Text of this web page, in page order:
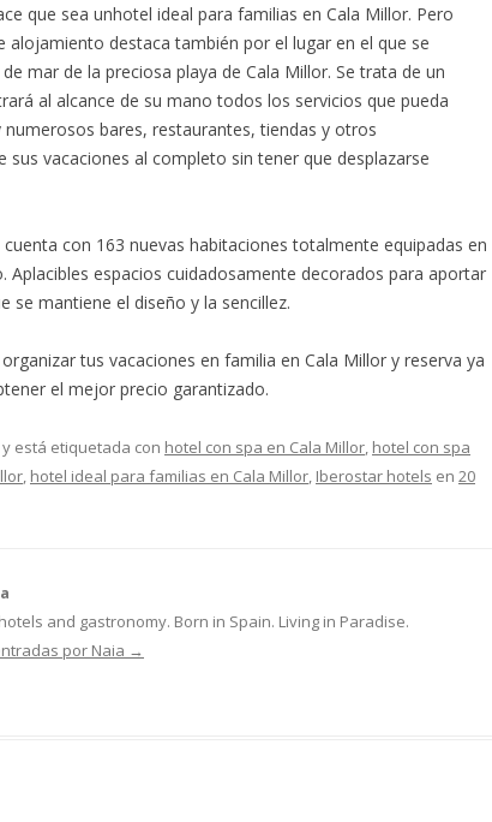
que sea unhotel ideal para familias en Cala Millor. Pero
alojamiento destaca también por el lugar en el que se
mar de la preciosa playa de Cala Millor. Se trata de un
al alcance de su mano todos los servicios que pueda
bares, restaurantes, tiendas y otros
vacaciones al completo sin tener que desplazarse
con 163 nuevas habitaciones totalmente equipadas en
Aplacibles espacios cuidadosamente decorados para aportar
se mantiene el diseño y la sencillez.
tus vacaciones en familia en Cala Millor y reserva ya
el mejor precio garantizado.
y está etiquetada con hotel con spa en Cala Millor, hotel con spa
, hotel ideal para familias en Cala Millor, Iberostar hotels en 20
and gastronomy. Born in Spain. Living in Paradise.
por Naia →